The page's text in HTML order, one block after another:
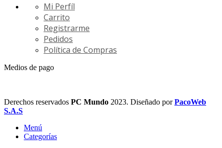
Mi Perfíl
Carrito
Registrarme
Pedidos
Política de Compras
Medios de pago
Derechos reservados PC Mundo 2023. Diseñado porPacoWeb
S.A.S
Menú
Categorías